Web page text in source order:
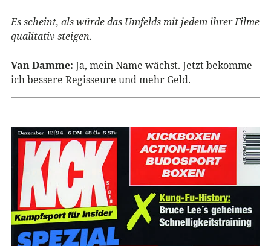
Es scheint, als würde das Umfelds mit jedem ihrer Filme
qualitativ steigen.
Van Damme: Ja, mein Name wächst. Jetzt bekomme
ich bessere Regisseure und mehr Geld.